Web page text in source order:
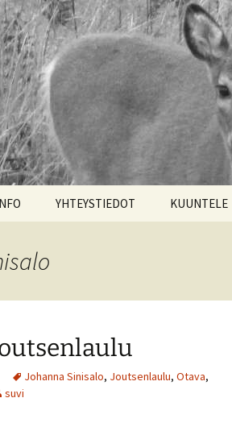
YHTEYSTIEDOT KUUNTELE
Johanna Sinisalo, Joutsenlaulu, Otava,
suvi